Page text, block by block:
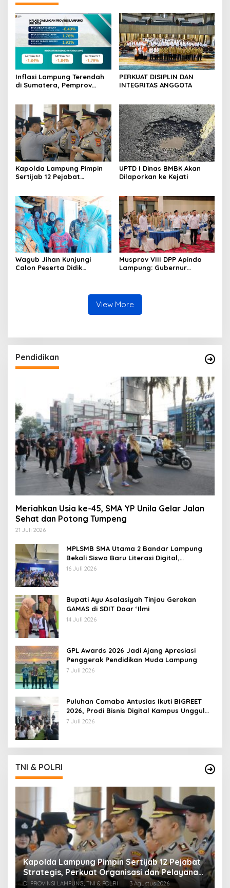
Inflasi Lampung Terendah
di Sumatera, Pemprov
PERKUAT DISIPLIN DAN
INTEGRITAS ANGGOTA
Kapolda Lampung Pimpin
Sertijab 12 Pejabat
Polri Presisi
UPTD I Dinas BMBK Akan
Dilaporkan ke Kejati
Wagub Jihan Kunjungi
Calon Peserta Didik
Kesiapan Jelang MPLS dan
Wujudkan Mimpi Generasi
Musprov VIII DPP Apindo
Lampung: Gubernur
Hilirisasi Sektor Pertanian
guna Mendukung
Transformasi Ekonomi
Daerah
View More
Pendidikan
Meriahkan Usia ke-45, SMA YP Unila Gelar Jalan
Sehat dan Potong Tumpeng
21 Juli 2026
MPLSMB SMA Utama 2 Bandar Lampung
Bekali Siswa Baru Literasi Digital,
Jurnalistik, dan Etika Bermedia Sosial
16 Juli 2026
Bupati Ayu Asalasiyah Tinjau Gerakan
GAMAS di SDIT Daar ‘Ilmi
14 Juli 2026
GPL Awards 2026 Jadi Ajang Apresiasi
Penggerak Pendidikan Muda Lampung
7 Juli 2026
Puluhan Camaba Antusias Ikuti BIGREET
2026, Prodi Bisnis Digital Kampus Unggul
IIB Darmajaya Hadirkan Deretan
7 Juli 2026
TNI & POLRI
Kapolda Lampung Pimpin Sertijab 12 Pejabat
Strategis, Perkuat Organisasi dan Pelayanan
Polri Presisi
Di PROVINSI LAMPUNG, TNI & POLRI | 3 Agustus 2026